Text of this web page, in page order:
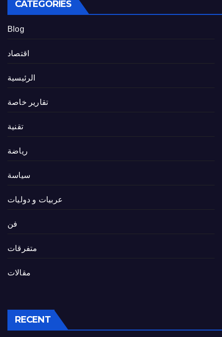
CATEGORIES
Blog
اقتصاد
الرئيسية
تقارير خاصة
تقنية
رياضة
سياسة
عربيات و دوليات
فن
متفرقات
مقالات
RECENT